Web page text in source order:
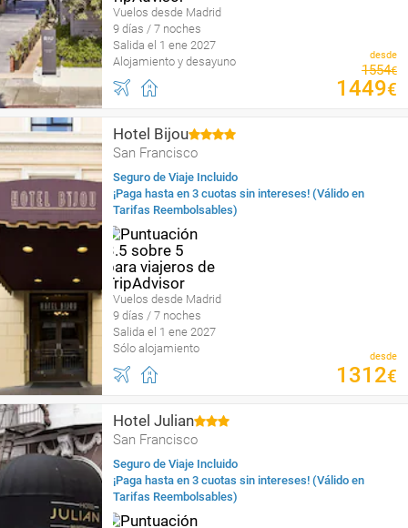
Vuelos desde Madrid
9 días / 7 noches
Salida el 1 ene 2027
Alojamiento y desayuno
desde
1554€
1449€
Hotel Bijou
San Francisco
Seguro de Viaje Incluido
¡Paga hasta en 3 cuotas sin intereses! (Válido en
Tarifas Reembolsables)
Vuelos desde Madrid
9 días / 7 noches
Salida el 1 ene 2027
Sólo alojamiento
desde
1312€
Hotel Julian
San Francisco
Seguro de Viaje Incluido
¡Paga hasta en 3 cuotas sin intereses! (Válido en
Tarifas Reembolsables)